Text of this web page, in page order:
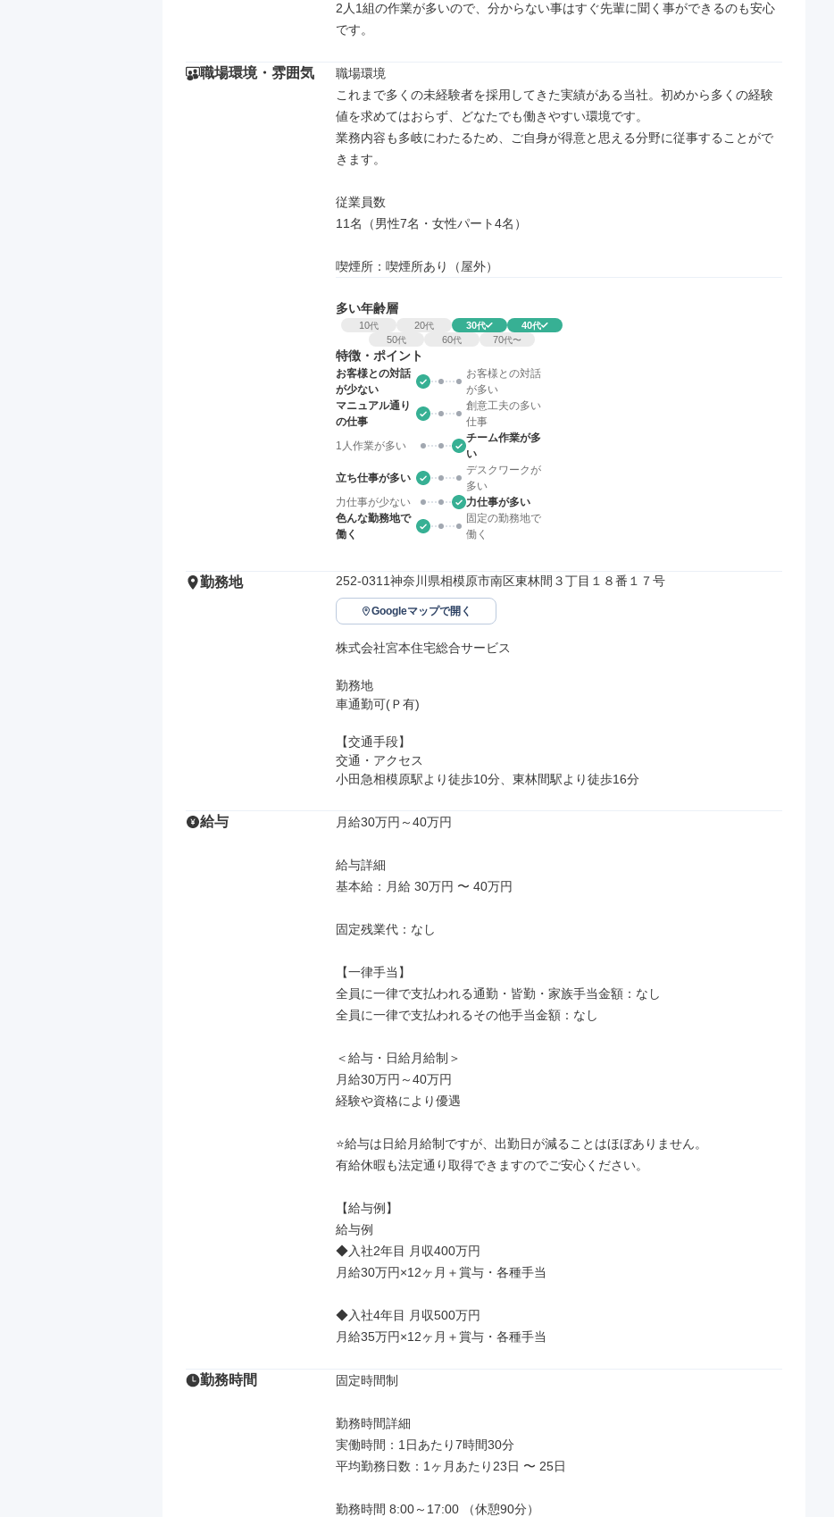
2人1組の作業が多いので、分からない事はすぐ先輩に聞く事ができるのも安心
です。
職場環境・雰囲気
職場環境
これまで多くの未経験者を採用してきた実績がある当社。初めから多くの経験
値を求めてはおらず、どなたでも働きやすい環境です。
業務内容も多岐にわたるため、ご自身が得意と思える分野に従事することがで
きます。
従業員数
11名（男性7名・女性パート4名）
喫煙所：喫煙所あり（屋外）
多い年齢層
10代 20代 30代 40代
50代 60代 70代〜
特徴・ポイント
お客様との対話
が少ない
お客様との対話
が多い
マニュアル通り
の仕事
創意工夫の多い
仕事
1人作業が多い
チーム作業が多
い
立ち仕事が多い
デスクワークが
多い
力仕事が少ない
力仕事が多い
色んな勤務地で
働く
固定の勤務地で
働く
勤務地 252-0311神奈川県相模原市南区東林間３丁目１８番１７号
Googleマップで開く
株式会社宮本住宅総合サービス
勤務地
車通勤可(Ｐ有)
【交通手段】
交通・アクセス
小田急相模原駅より徒歩10分、東林間駅より徒歩16分
給与 月給30万円～40万円
給与詳細
基本給：月給 30万円 〜 40万円
固定残業代：なし
【一律手当】
全員に一律で支払われる通勤・皆勤・家族手当金額：なし
全員に一律で支払われるその他手当金額：なし
＜給与・日給月給制＞
月給30万円～40万円
経験や資格により優遇
⭐給与は日給月給制ですが、出勤日が減ることはほぼありません。
有給休暇も法定通り取得できますのでご安心ください。
【給与例】
給与例
◆入社2年目 月収400万円
月給30万円×12ヶ月＋賞与・各種手当
◆入社4年目 月収500万円
月給35万円×12ヶ月＋賞与・各種手当
勤務時間 固定時間制
勤務時間詳細
実働時間：1日あたり7時間30分
平均勤務日数：1ヶ月あたり23日 〜 25日
勤務時間 8:00～17:00 （休憩90分）